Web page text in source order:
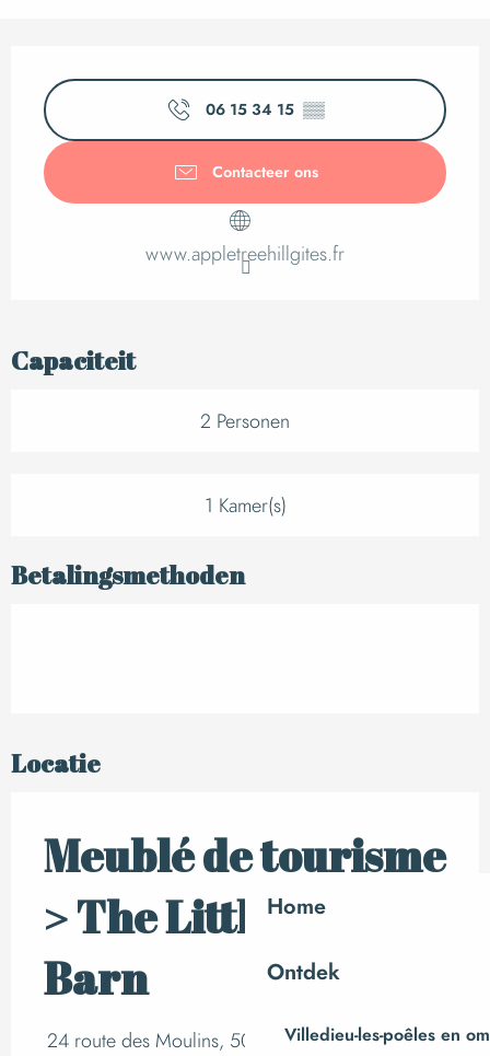
Home
Ontdek
Villedieu-les-poêles en
Openingstijden en
06 15 34 15 ▒▒
Contacteer ons
www.appletreehillgites.fr
Capaciteit
2 Personen
1 Kamer(s)
Betalingsmethoden
Locatie
Meublé de tourisme
> The Little Cider
Barn
24 route des Moulins, 50800 Saint-Maur-des-Bois